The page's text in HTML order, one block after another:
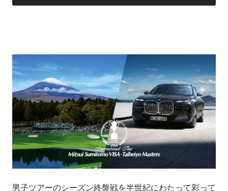
男子ツアーのシーズン終盤戦を半世紀にわたって彩って